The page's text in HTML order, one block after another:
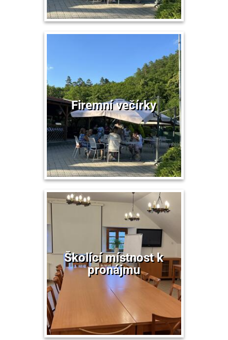
Firemní večírky
Školící místnost k
pronájmu